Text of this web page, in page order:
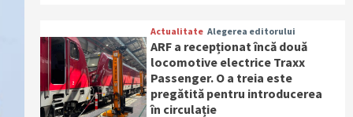
Actualitate Alegerea editorului
ARF a recepționat încă două
locomotive electrice Traxx
Passenger. O a treia este
pregătită pentru introducerea
în circulație